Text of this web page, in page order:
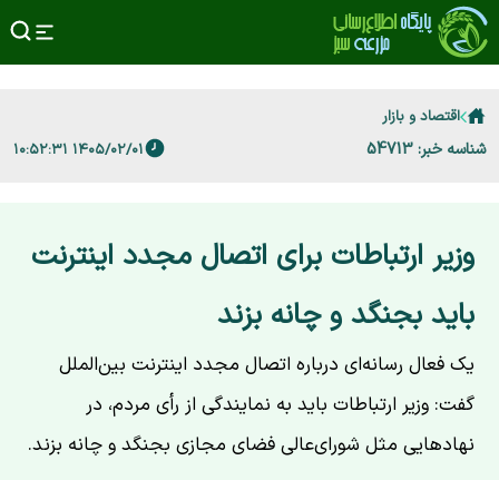
اقتصاد و بازار
شناسه خبر: 54713 ۱۴۰۵/۰۲/۰۱ ۱۰:۵۲:۳۱
وزیر ارتباطات برای اتصال مجدد اینترنت
باید بجنگد و چانه بزند
یک فعال رسانه‌ای درباره اتصال مجدد اینترنت بین‌الملل
گفت: وزیر ارتباطات باید به نمایندگی از رأی مردم، در
نهادهایی مثل شورای‌عالی فضای مجازی بجنگد و چانه بزند.